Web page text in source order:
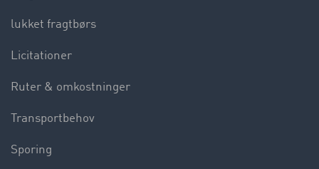
lukket fragtbørs
Licitationer
Ruter & omkostninger
Transportbehov
Sporing